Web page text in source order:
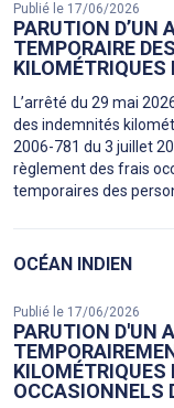
Publié le 17/06/2026
PARUTION D’UN
TEMPORAIRE
KILOMÉTRIQUES
L’arrêté du 29 mai
des indemnités
2006-781 du 3 juillet
règlement des frais
temporaires des
OCÉAN INDIEN
Publié le 17/06/2026
PARUTION D'UN
KILOMÉTRIQUES
OCCASIONNELS